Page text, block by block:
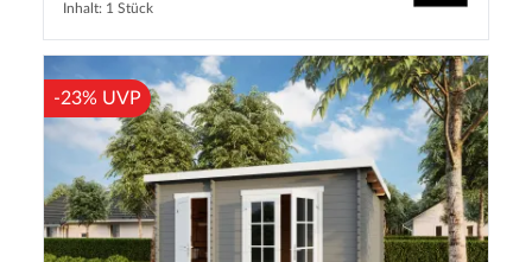
Inhalt: 1 Stück
-23% UVP